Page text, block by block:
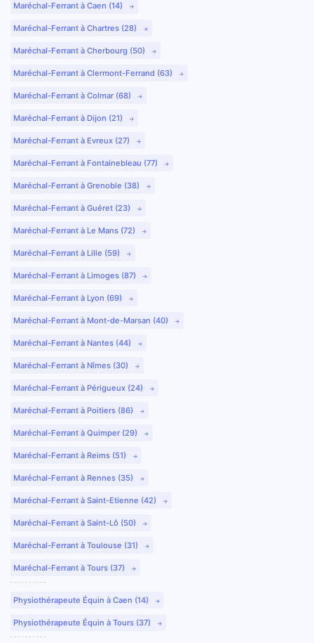
Maréchal-Ferrant à Caen (14)
Maréchal-Ferrant à Chartres (28)
Maréchal-Ferrant à Cherbourg (50)
Maréchal-Ferrant à Clermont-Ferrand (63)
Maréchal-Ferrant à Colmar (68)
Maréchal-Ferrant à Dijon (21)
Maréchal-Ferrant à Evreux (27)
Maréchal-Ferrant à Fontainebleau (77)
Maréchal-Ferrant à Grenoble (38)
Maréchal-Ferrant à Guéret (23)
Maréchal-Ferrant à Le Mans (72)
Maréchal-Ferrant à Lille (59)
Maréchal-Ferrant à Limoges (87)
Maréchal-Ferrant à Lyon (69)
Maréchal-Ferrant à Mont-de-Marsan (40)
Maréchal-Ferrant à Nantes (44)
Maréchal-Ferrant à Nîmes (30)
Maréchal-Ferrant à Périgueux (24)
Maréchal-Ferrant à Poitiers (86)
Maréchal-Ferrant à Quimper (29)
Maréchal-Ferrant à Reims (51)
Maréchal-Ferrant à Rennes (35)
Maréchal-Ferrant à Saint-Etienne (42)
Maréchal-Ferrant à Saint-Lô (50)
Maréchal-Ferrant à Toulouse (31)
Maréchal-Ferrant à Tours (37)
Physiothérapeute Équin à Caen (14)
Physiothérapeute Équin à Tours (37)